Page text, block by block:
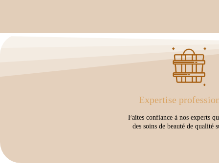
Expertise
Faites confiance à nos experts
des soins de beauté de qualité